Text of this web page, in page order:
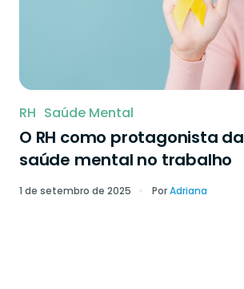
RH Saúde Mental
O RH como protagonista da
saúde mental no trabalho
1 de setembro de 2025 PorAdriana